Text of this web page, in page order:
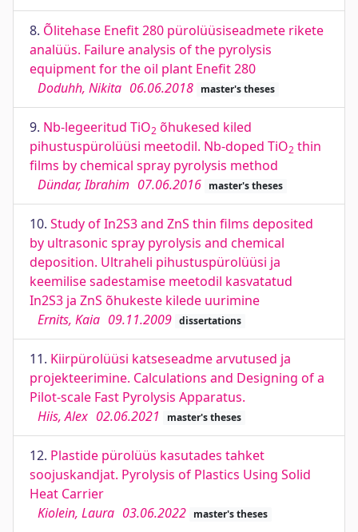
8. Õlitehase Enefit 280 pürolüüsiseadmete rikete
analüüs. Failure analysis of the pyrolysis
equipment for the oil plant Enefit 280
Doduhh, Nikita 06.06.2018 master's theses
9. Nb-legeeritud TiO2 õhukesed kiled
pihustuspürolüüsi meetodil. Nb-doped TiO2 thin
films by chemical spray pyrolysis method
Dündar, Ibrahim 07.06.2016 master's theses
10. Study of In2S3 and ZnS thin films deposited
by ultrasonic spray pyrolysis and chemical
deposition. Ultraheli pihustuspürolüüsi ja
keemilise sadestamise meetodil kasvatatud
In2S3 ja ZnS õhukeste kilede uurimine
Ernits, Kaia 09.11.2009 dissertations
11. Kiirpürolüüsi katseseadme arvutused ja
projekteerimine. Calculations and Designing of a
Pilot-scale Fast Pyrolysis Apparatus.
Hiis, Alex 02.06.2021 master's theses
12. Plastide pürolüüs kasutades tahket
soojuskandjat. Pyrolysis of Plastics Using Solid
Heat Carrier
Kiolein, Laura 03.06.2022 master's theses